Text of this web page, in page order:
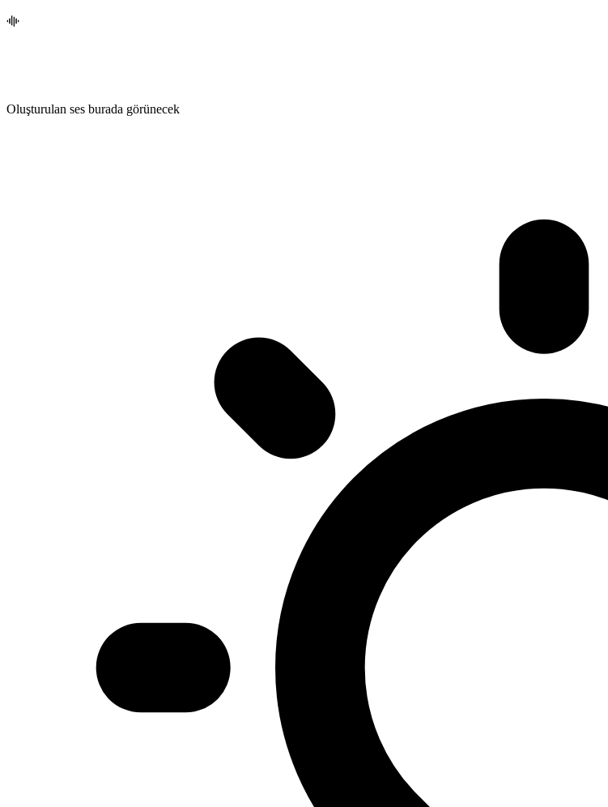
Oluşturulan ses burada görünecek